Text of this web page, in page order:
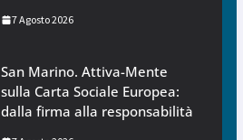
7 Agosto 2026
San Marino. Attiva-Mente
sulla Carta Sociale Europea:
dalla firma alla responsabilità